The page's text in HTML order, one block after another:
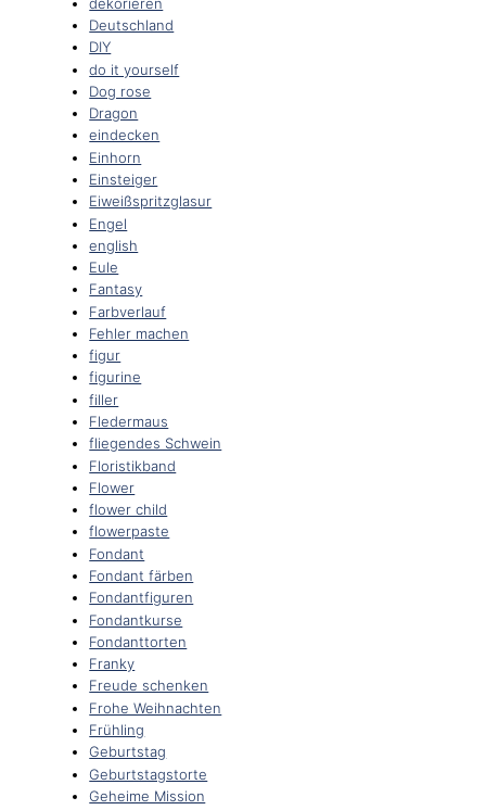
Deutschland
DIY
do it yourself
Dog rose
Dragon
eindecken
Einhorn
Einsteiger
Eiweißspritzglasur
Engel
english
Eule
Fantasy
Farbverlauf
Fehler machen
figur
figurine
filler
Fledermaus
fliegendes Schwein
Floristikband
Flower
flower child
flowerpaste
Fondant
Fondant färben
Fondantfiguren
Fondantkurse
Fondanttorten
Franky
Freude schenken
Frohe Weihnachten
Frühling
Geburtstag
Geburtstagstorte
Geheime Mission